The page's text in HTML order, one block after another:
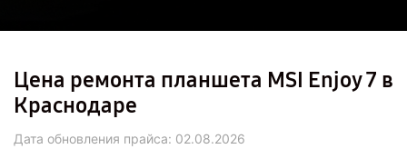
Цена ремонта планшета MSI Enjoy 7 в
Краснодаре
Дата обновления прайса: 02.08.2026